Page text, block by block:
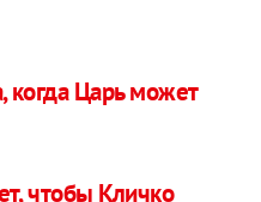
когда Царь может
чтобы Кличко